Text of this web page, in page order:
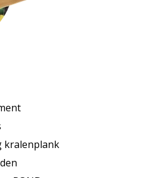
kralenplank